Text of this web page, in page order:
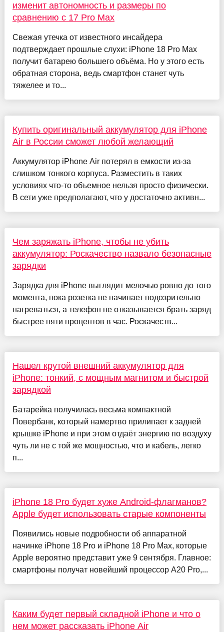
изменит автономность и размеры по
сравнению с 17 Pro Max
Свежая утечка от известного инсайдера
подтверждает прошлые слухи: iPhone 18 Pro Max
получит батарею большего объёма. Но у этого есть
обратная сторона, ведь смартфон станет чуть
тяжелее и то...
Купить оригинальный аккумулятор для iPhone
Air в России сможет любой желающий
Аккумулятор iPhone Air потерял в емкости из-за
слишком тонкого корпуса. Разместить в таких
условиях что-то объемное нельзя просто физически.
В сети уже предполагают, что у достаточно активн...
Чем заряжать iPhone, чтобы не убить
аккумулятор: Роскачество назвало безопасные
зарядки
Зарядка для iPhone выглядит мелочью ровно до того
момента, пока розетка не начинает подозрительно
нагреваться, а телефон не отказывается брать заряд
быстрее пяти процентов в час. Роскачеств...
Нашел крутой внешний аккумулятор для
iPhone: тонкий, с мощным магнитом и быстрой
зарядкой
Батарейка получилась весьма компактной
Повербанк, который намертво прилипает к задней
крышке iPhone и при этом отдаёт энергию по воздуху
чуть ли не с той же мощностью, что и кабель, легко
п...
iPhone 18 Pro будет хуже Android-флагманов?
Apple будет использовать старые компоненты
Появились новые подробности об аппаратной
начинке iPhone 18 Pro и iPhone 18 Pro Max, которые
Apple вероятно представит уже 9 сентября. Главное:
смартфоны получат новейший процессор A20 Pro,...
Каким будет первый складной iPhone и что о
нем может рассказать iPhone Air